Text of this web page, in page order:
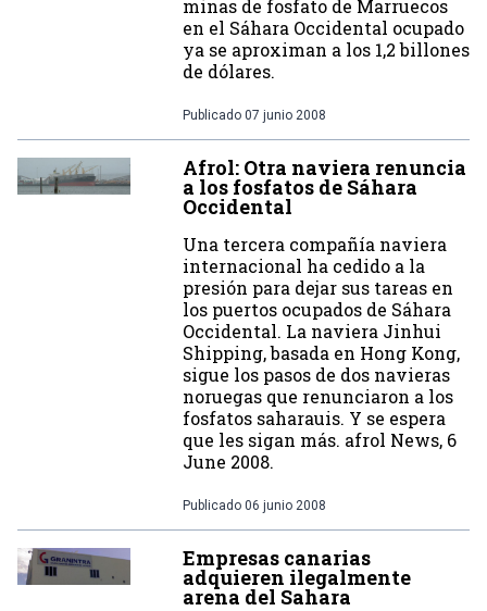
minas de fosfato de Marruecos
en el Sáhara Occidental ocupado
ya se aproximan a los 1,2 billones
de dólares.
Publicado 07 junio 2008
Afrol: Otra naviera renuncia
a los fosfatos de Sáhara
Occidental
Una tercera compañía naviera
internacional ha cedido a la
presión para dejar sus tareas en
los puertos ocupados de Sáhara
Occidental. La naviera Jinhui
Shipping, basada en Hong Kong,
sigue los pasos de dos navieras
noruegas que renunciaron a los
fosfatos saharauis. Y se espera
que les sigan más. afrol News, 6
June 2008.
Publicado 06 junio 2008
Empresas canarias
adquieren ilegalmente
arena del Sahara